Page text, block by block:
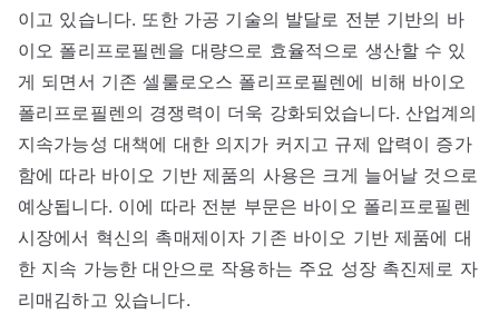
이고 있습니다. 또한 가공 기술의 발달로 전분 기반의 바
이오 폴리프로필렌을 대량으로 효율적으로 생산할 수 있
게 되면서 기존 셀룰로오스 폴리프로필렌에 비해 바이오
폴리프로필렌의 경쟁력이 더욱 강화되었습니다. 산업계의
지속가능성 대책에 대한 의지가 커지고 규제 압력이 증가
함에 따라 바이오 기반 제품의 사용은 크게 늘어날 것으로
예상됩니다. 이에 따라 전분 부문은 바이오 폴리프로필렌
시장에서 혁신의 촉매제이자 기존 바이오 기반 제품에 대
한 지속 가능한 대안으로 작용하는 주요 성장 촉진제로 자
리매김하고 있습니다.